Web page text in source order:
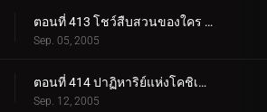
ตอนที่ 413 โชว์สืบสวนของใคร (ตอนจบ)
Sep. 05, 2005
ตอนที่ 414 ปาฏิหาริย์แห่งโคชิเอน ไม่ยอมแพ้ปิศาจที่มองไม่เห็น (ตอนพิเศษ ตอนแรก) ยอดนักสืบจิ๋วโคน_.
Sep. 12, 2005